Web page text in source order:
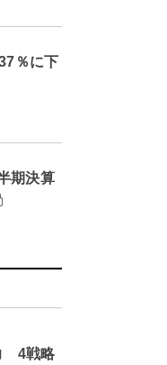
％に下
期決算
4戦略